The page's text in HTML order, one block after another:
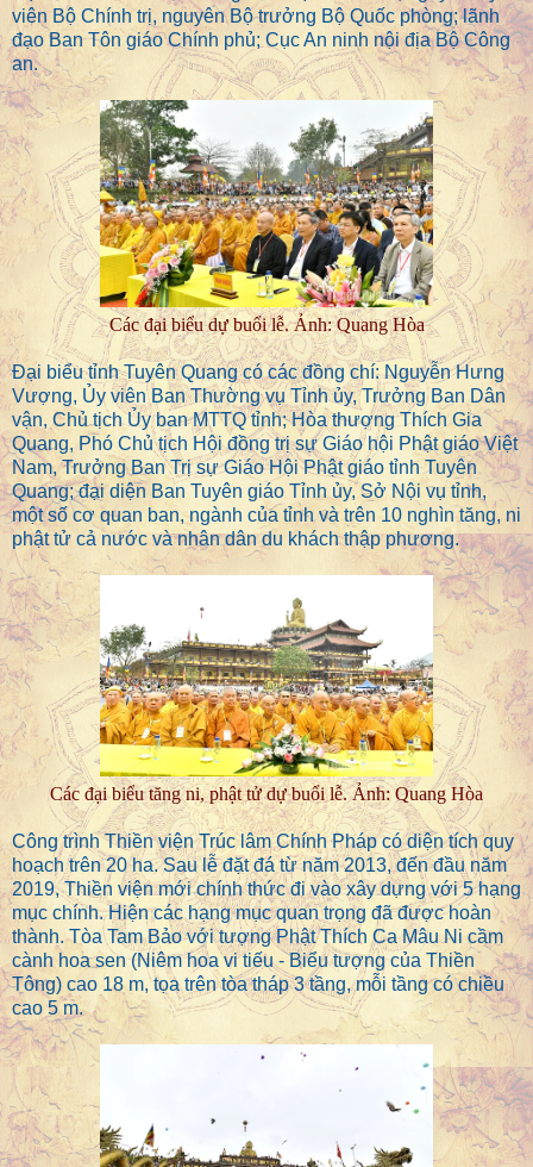
viên Bộ Chính trị, nguyên Bộ trưởng Bộ Quốc phòng; lãnh
đạo Ban Tôn giáo Chính phủ; Cục An ninh nội địa Bộ Công
an.
Các đại biểu dự buổi lễ. Ảnh: Quang Hòa
Đại biểu tỉnh Tuyên Quang có các đồng chí: Nguyễn Hưng
Vượng, Ủy viên Ban Thường vụ Tỉnh ủy, Trưởng Ban Dân
vận, Chủ tịch Ủy ban MTTQ tỉnh; Hòa thượng Thích Gia
Quang, Phó Chủ tịch Hội đồng trị sự Giáo hội Phật giáo Việt
Nam, Trưởng Ban Trị sự Giáo Hội Phật giáo tỉnh Tuyên
Quang; đại diện Ban Tuyên giáo Tỉnh ủy, Sở Nội vụ tỉnh,
một số cơ quan ban, ngành của tỉnh và trên 10 nghìn tăng, ni
phật tử cả nước và nhân dân du khách thập phương.
Các đại biểu tăng ni, phật tử dự buổi lễ. Ảnh: Quang Hòa
Công trình Thiền viện Trúc lâm Chính Pháp có diện tích quy
hoạch trên 20 ha. Sau lễ đặt đá từ năm 2013, đến đầu năm
2019, Thiền viện mới chính thức đi vào xây dựng với 5 hạng
mục chính. Hiện các hạng mục quan trọng đã được hoàn
thành. Tòa Tam Bảo với tượng Phật Thích Ca Mâu Ni cầm
cành hoa sen (Niêm hoa vi tiếu - Biểu tượng của Thiền
Tông) cao 18 m, tọa trên tòa tháp 3 tầng, mỗi tầng có chiều
cao 5 m.